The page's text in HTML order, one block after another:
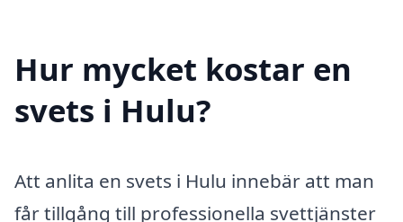
Hur mycket kostar en
svets i Hulu?
Att anlita en svets i Hulu innebär att man
får tillgång till professionella svettjänster